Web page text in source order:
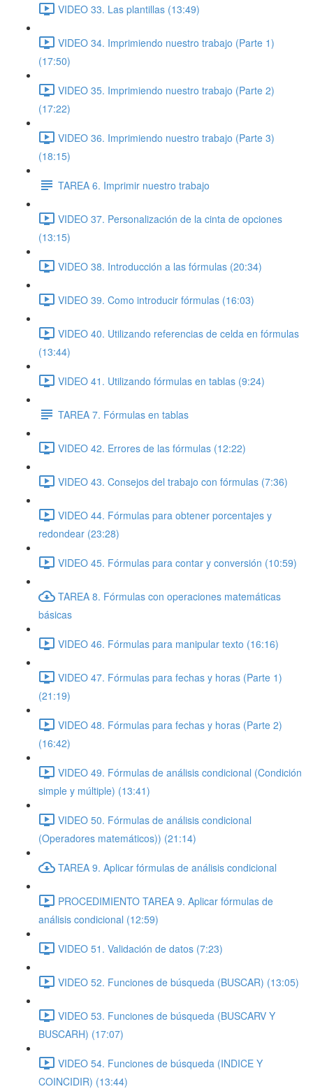
VIDEO 33. Las plantillas (13:49)
VIDEO 34. Imprimiendo nuestro trabajo (Parte 1)
(17:50)
VIDEO 35. Imprimiendo nuestro trabajo (Parte 2)
(17:22)
VIDEO 36. Imprimiendo nuestro trabajo (Parte 3)
(18:15)
TAREA 6. Imprimir nuestro trabajo
VIDEO 37. Personalización de la cinta de opciones
(13:15)
VIDEO 38. Introducción a las fórmulas (20:34)
VIDEO 39. Como introducir fórmulas (16:03)
VIDEO 40. Utilizando referencias de celda en fórmulas
(13:44)
VIDEO 41. Utilizando fórmulas en tablas (9:24)
TAREA 7. Fórmulas en tablas
VIDEO 42. Errores de las fórmulas (12:22)
VIDEO 43. Consejos del trabajo con fórmulas (7:36)
VIDEO 44. Fórmulas para obtener porcentajes y
redondear (23:28)
VIDEO 45. Fórmulas para contar y conversión (10:59)
TAREA 8. Fórmulas con operaciones matemáticas
básicas
VIDEO 46. Fórmulas para manipular texto (16:16)
VIDEO 47. Fórmulas para fechas y horas (Parte 1)
(21:19)
VIDEO 48. Fórmulas para fechas y horas (Parte 2)
(16:42)
VIDEO 49. Fórmulas de análisis condicional (Condición
simple y múltiple) (13:41)
VIDEO 50. Fórmulas de análisis condicional
(Operadores matemáticos)) (21:14)
TAREA 9. Aplicar fórmulas de análisis condicional
PROCEDIMIENTO TAREA 9. Aplicar fórmulas de
análisis condicional (12:59)
VIDEO 51. Validación de datos (7:23)
VIDEO 52. Funciones de búsqueda (BUSCAR) (13:05)
VIDEO 53. Funciones de búsqueda (BUSCARV Y
BUSCARH) (17:07)
VIDEO 54. Funciones de búsqueda (INDICE Y
COINCIDIR) (13:44)